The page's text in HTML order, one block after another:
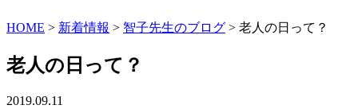
HOME > 新着情報 > 智子先生のブログ > 老人の日って？
老人の日って？
2019.09.11